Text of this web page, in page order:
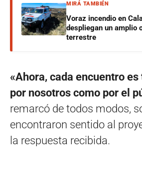
MIRÁ TAMBIÉN
Voraz incendio en
despliegan un amplio
terrestre
«Ahora, cada encuentro
por nosotros como por el
remarcó de todos modos,
encontraron sentido al
la respuesta recibida.